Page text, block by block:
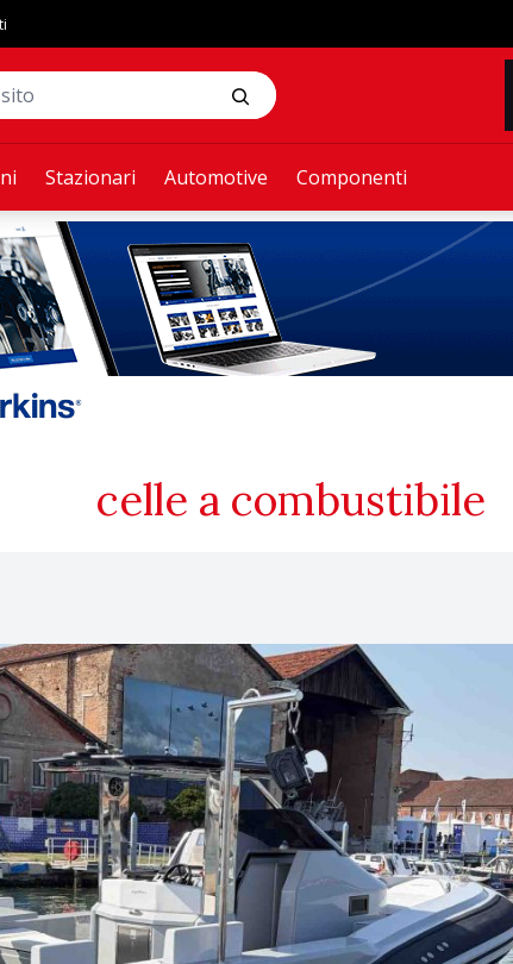
Stazionari Automotive Componenti
celle a combustibile